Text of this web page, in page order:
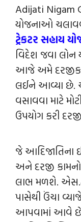
Adijati Nigam
યોજનાઓ
ટ્રેકટર સહાય
વિદેશ જવા
આજે અમે
લઈને આવ્યા છે.
વસાવવા માટે
ઉપયોગ કરી
જે આદિજાતિના
અને દરજી
લાભ મળશે.
પાસેથી ઉંચા
આપવામાં આવે છે.